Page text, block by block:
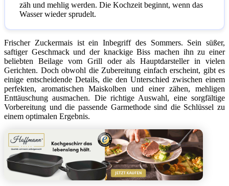
zäh und mehlig werden. Die Kochzeit beginnt, wenn das
Wasser wieder sprudelt.
Frischer Zuckermais ist ein Inbegriff des Sommers. Sein süßer,
saftiger Geschmack und der knackige Biss machen ihn zu einer
beliebten Beilage vom Grill oder als Hauptdarsteller in vielen
Gerichten. Doch obwohl die Zubereitung einfach erscheint, gibt es
einige entscheidende Details, die den Unterschied zwischen einem
perfekten, aromatischen Maiskolben und einer zähen, mehligen
Enttäuschung ausmachen. Die richtige Auswahl, eine sorgfältige
Vorbereitung und die passende Garmethode sind die Schlüssel zu
einem optimalen Ergebnis.